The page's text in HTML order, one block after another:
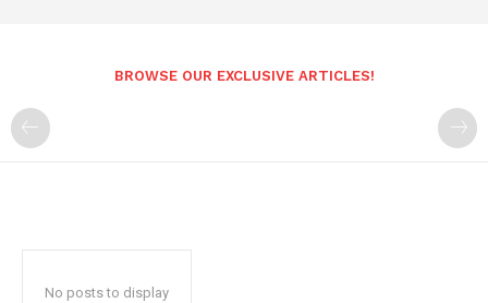
BROWSE OUR EXCLUSIVE ARTICLES!
No posts to display